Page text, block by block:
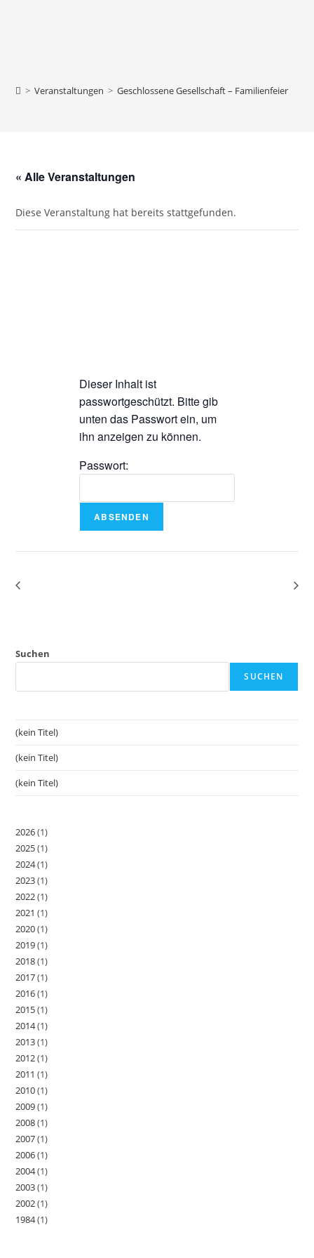
> Veranstaltungen > Geschlossene Gesellschaft – Familienfeier
« Alle Veranstaltungen
Diese Veranstaltung hat bereits stattgefunden.
Dieser Inhalt ist
passwortgeschützt. Bitte gib
unten das Passwort ein, um
ihn anzeigen zu können.
Passwort:
Suchen
SUCHEN
(kein Titel)
(kein Titel)
(kein Titel)
2026(1)
2025(1)
2024(1)
2023(1)
2022(1)
2021 (1)
2020(1)
2019(1)
2018(1)
2017(1)
2016(1)
2015(1)
2014(1)
2013(1)
2012(1)
2011 (1)
2010(1)
2009(1)
2008(1)
2007(1)
2006(1)
2004(1)
2003(1)
2002(1)
1984(1)